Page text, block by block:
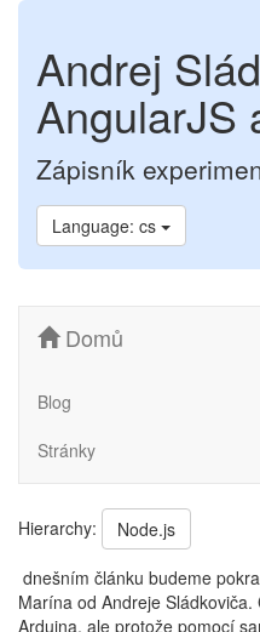
Andrej
AngularJS
Zápisník
Language: cs
Domů
Blog
Stránky
Hierarchy:
Node.js
dnešním článku budeme
Marína od Andreje
Arduina, ale protože pomocí